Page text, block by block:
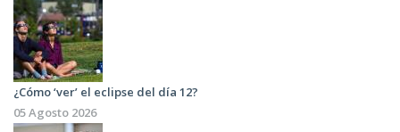
¿Cómo ‘ver’ el eclipse del día 12?
05 Agosto 2026